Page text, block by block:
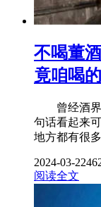
不喝董
竟咱喝
曾经酒界
句话看起来
地方都有很
2024-03-22
阅读全文